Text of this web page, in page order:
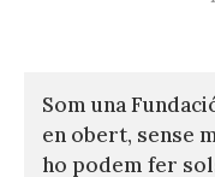
Som una
en obert, sense
ho podem fer